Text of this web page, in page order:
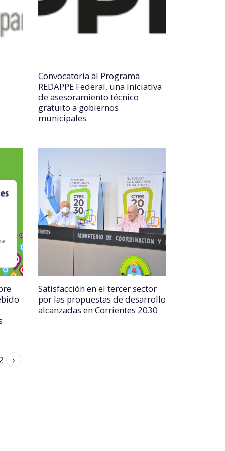
Convocatoria al Programa
REDAPPE Federal, una iniciativa
de asesoramiento técnico
gratuito a gobiernos
municipales
Satisfacción en el tercer sector
por las propuestas de desarrollo
alcanzadas en Corrientes 2030
›